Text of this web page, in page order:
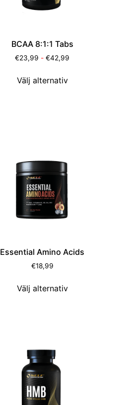
BCAA 8:1:1 Tabs
€23,99 -€42,99
Välj alternativ
Essential Amino Acids
€18,99
Välj alternativ